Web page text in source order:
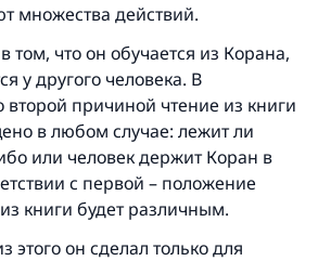
множества действий.
том, что он обучается из Корана,
у другого человека. В
второй причиной чтение из книги
в любом случае: лежит ли
или человек держит Коран в
с первой – положение
книги будет различным.
этого он сделал только для